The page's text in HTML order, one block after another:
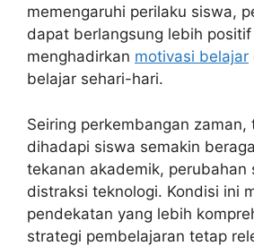
memengaruhi perilaku siswa,
dapat berlangsung lebih
menghadirkan motivasi belajar
belajar sehari-hari.
Seiring perkembangan zaman,
dihadapi siswa semakin
tekanan akademik, perubahan
distraksi teknologi. Kondisi ini
pendekatan yang lebih
strategi pembelajaran tetap